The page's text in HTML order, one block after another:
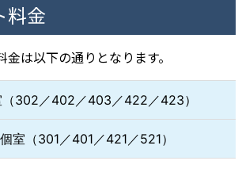
料金
は以下の通りとなります。
302／402／403／422／423）
個室（301／401／421／521）